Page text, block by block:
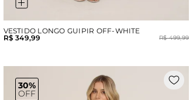
VESTIDO LONGO GUIPIR OFF-WHITE
R$ 349,99
R$ 499,99
30%
OFF